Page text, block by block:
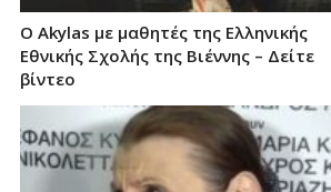
O Akylas με μαθητές της Ελληνικής
Εθνικής Σχολής της Βιέννης – Δείτε
βίντεο